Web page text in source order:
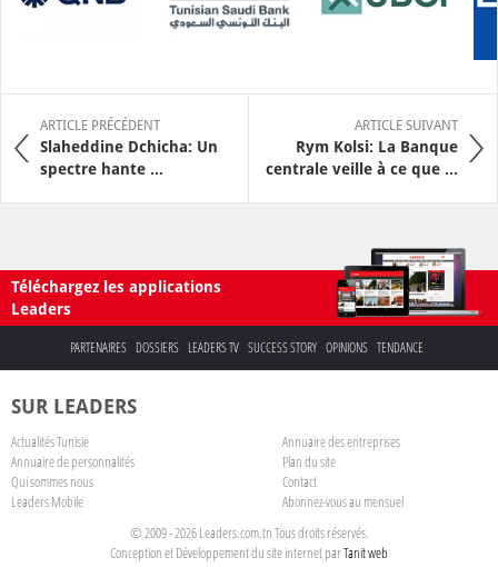
ARTICLE PRÉCÉDENT
Slaheddine Dchicha: Un
spectre hante ...
ARTICLE SUIVANT
Rym Kolsi: La Banque
centrale veille à ce que ...
Téléchargez les applications
Leaders
PARTENAIRES DOSSIERS LEADERS TV SUCCESS STORY OPINIONS TENDANCE
SUR LEADERS
Actualités Tunisie
Annuaire des entreprises
Annuaire de personnalités
Plan du site
Qui sommes nous
Contact
Leaders Mobile
Abonnez-vous au mensuel
© 2009 - 2026 Leaders.com.tn Tous droits réservés.
Conception et Développement du site internet parTanit web